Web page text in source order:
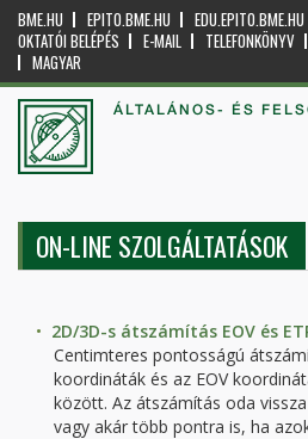
BME.HU EPITO.BME.HU EDU.EPITO.BME.HU
OKTATÓI BELÉPÉS
E-MAIL TELEFONKÖNYV
MAGYAR
ÁLTALÁNOS- ÉS
ON-LINE SZOLGÁLTATÁSOK
2D/3D-s átszámítás EOV és
Centimteres pontosságú
koordináták és az EOV
között. Az átszámítás oda
vagy akár több pontra is, ha